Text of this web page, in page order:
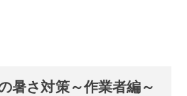
暑さ対策～作業者編～